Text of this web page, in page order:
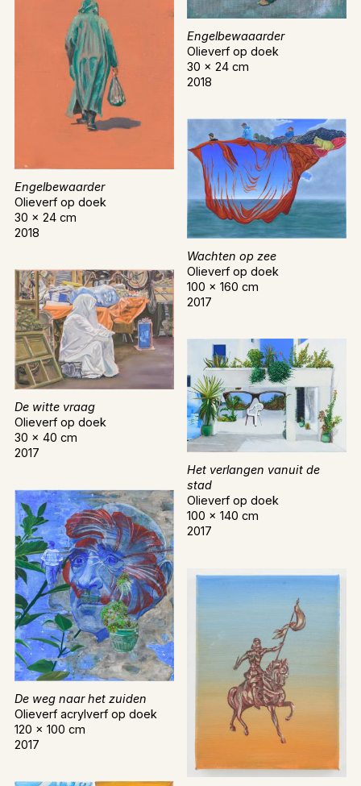
Engelbewaaarder
Olieverf op doek
30 x 24 cm
2018
Engelbewaarder
Olieverf op doek
30 x 24 cm
2018
Wachten op zee
Olieverf op doek
100 x 160 cm
2017
De witte vraag
Olieverf op doek
30 x 40 cm
2017
Het verlangen vanuit de
stad
Olieverf op doek
100 x 140 cm
2017
De weg naar het zuiden
Olieverf acrylverf op doek
120 x 100 cm
2017